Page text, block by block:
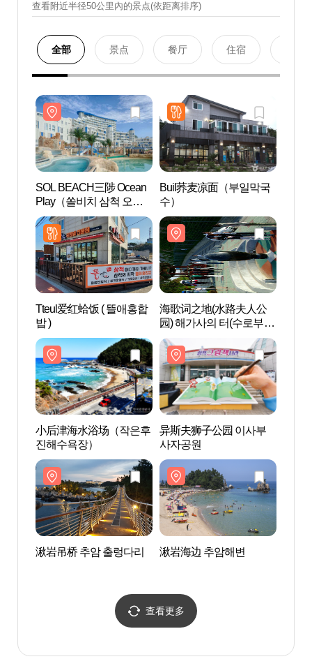
查看附近半径50公里內的景点(依距离排序)
全部 景点 餐厅 住宿
SOL BEACH三陟 Ocean
Play（쏠비치 삼척 오션
플레이）
Buil荞麦凉面（부일막국
수）
Tteul爱红蛤饭 ( 뜰애홍합
밥 )
海歌词之地(水路夫人公
园) 해가사의 터(수로부인
공원)
小后津海水浴场（작은후
진해수욕장）
异斯夫狮子公园 이사부
사자공원
湫岩吊桥 추암 출렁다리 湫岩海边 추암해변
查看更多